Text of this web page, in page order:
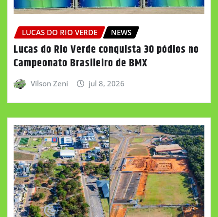
LUCAS DO RIO VERDE NEWS
Lucas do Rio Verde conquista 30 pódios no
Campeonato Brasileiro de BMX
Vilson Zeni jul 8, 2026